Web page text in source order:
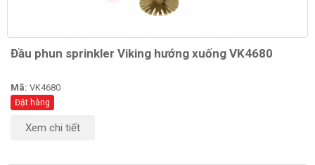
Đầu phun sprinkler Viking hướng xuống VK4680
Mã: VK4680
Đặt hàng
Xem chi tiết